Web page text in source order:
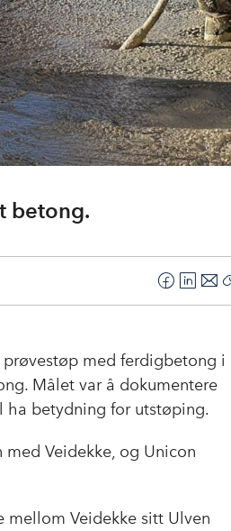
betong.
F
a
e
o
L
i
k
I
E
-
o
med ferdigbetong i
Målet var å dokumentere
ha betydning for utstøping.
Veidekke, og Unicon
mellom Veidekke sitt Ulven